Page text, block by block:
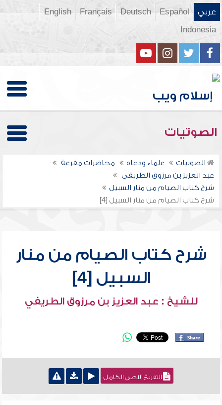
عربي Español
Deutsch
Français
English
Indonesia
الصوتيات
الصوتيات علماء ودعاة
محاضرات مفرغة
عبد العزيز بن مرزوق الطريفي
شرح كتاب الصيام من منار السبيل
شرح كتاب الصيام من منار السبيل [4]
شرح كتاب الصيام من منار
السبيل [4]
للشيخ : عبد العزيز بن مرزوق الطريفي
التفريغ النصي الكامل